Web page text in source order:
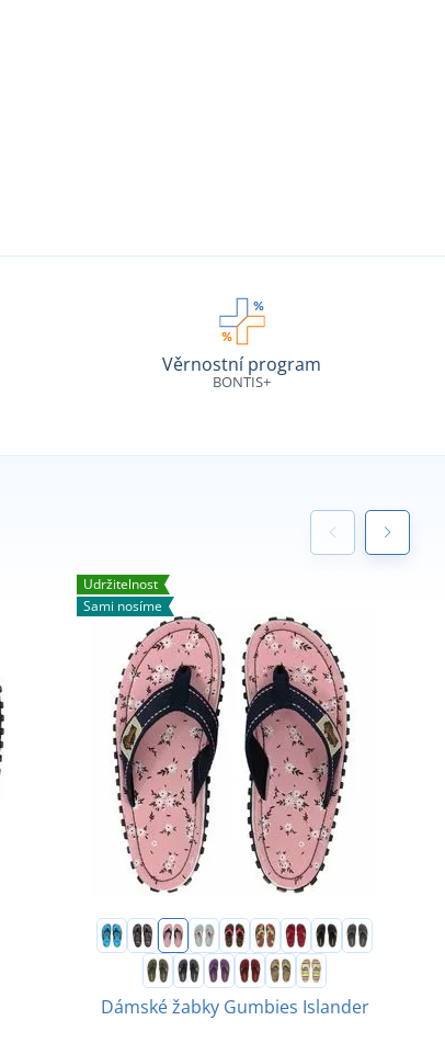
Věrnostní program
BONTIS+
Udržitelnost
Sami nosíme
Dámské žabky Gumbies Islander